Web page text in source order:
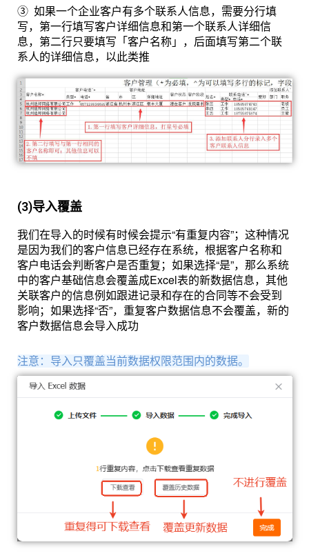
③ 如果一个企业客户有多个联系人信息，需要分行填
写，第一行填写客户详细信息和第一个联系人详细信
息，第二行只要填写「客户名称」，后面填写第二个联
系人的详细信息，以此类推
(3)导入覆盖
我们在导入的时候有时候会提示“有重复内容”；这种情况
是因为我们的客户信息已经存在系统，根据客户名称和
客户电话会判断客户是否重复；如果选择“是”，那么系统
中的客户基础信息会覆盖成Excel表的新数据信息，其他
关联客户的信息例如跟进记录和存在的合同等不会受到
影响；如果选择“否”，重复客户数据信息不会覆盖，新的
客户数据信息会导入成功
注意：导入只覆盖当前数据权限范围内的数据。